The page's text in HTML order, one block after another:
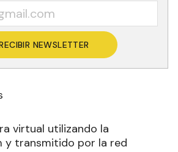
NEWSLETTER
virtual utilizando la
y transmitido por la red